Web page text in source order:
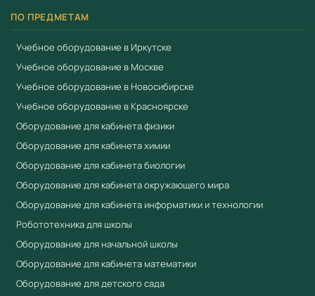
ПО ПРЕДМЕТАМ
Учебное оборудование в Иркутске
Учебное оборудование в Москве
Учебное оборудование в Новосибирске
Учебное оборудование в Красноярске
Оборудование для кабинета физики
Оборудование для кабинета химии
Оборудование для кабинета биологии
Оборудование для кабинета окружающего мира
Оборудование для кабинета информатики и технологии
Робототехника для школы
Оборудование для начальной школы
Оборудование для кабинета математики
Оборудование для детского сада